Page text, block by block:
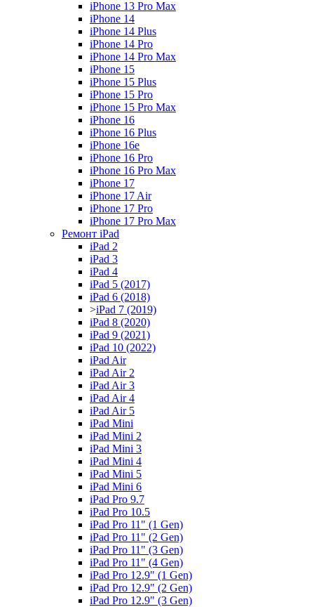
iPhone 13 Pro Max
iPhone 14
iPhone 14 Plus
iPhone 14 Pro
iPhone 14 Pro Max
iPhone 15
iPhone 15 Plus
iPhone 15 Pro
iPhone 15 Pro Max
iPhone 16
iPhone 16 Plus
iPhone 16e
iPhone 16 Pro
iPhone 16 Pro Max
iPhone 17
iPhone 17 Air
iPhone 17 Pro
iPhone 17 Pro Max
Ремонт iPad
iPad 2
iPad 3
iPad 4
iPad 5 (2017)
iPad 6 (2018)
>iPad 7 (2019)
iPad 8 (2020)
iPad 9 (2021)
iPad 10 (2022)
iPad Air
iPad Air 2
iPad Air 3
iPad Air 4
iPad Air 5
iPad Mini
iPad Mini 2
iPad Mini 3
iPad Mini 4
iPad Mini 5
iPad Mini 6
iPad Pro 9.7
iPad Pro 10.5
iPad Pro 11" (1 Gen)
iPad Pro 11" (2 Gen)
iPad Pro 11" (3 Gen)
iPad Pro 11" (4 Gen)
iPad Pro 12.9" (1 Gen)
iPad Pro 12.9" (2 Gen)
iPad Pro 12.9" (3 Gen)